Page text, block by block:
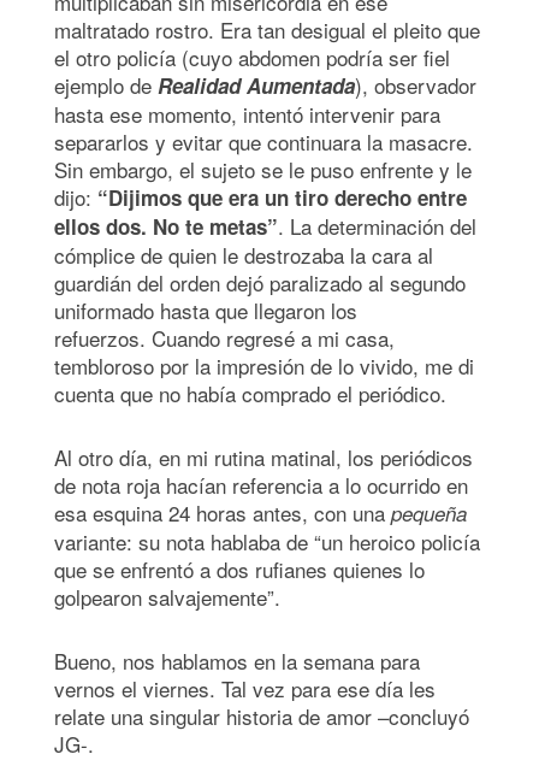
maltratado rostro. Era tan desigual el pleito que
el otro policía (cuyo abdomen podría ser fiel
ejemplo de Realidad Aumentada), observador
hasta ese momento, intentó intervenir para
separarlos y evitar que continuara la masacre.
Sin embargo, el sujeto se le puso enfrente y le
dijo: “Dijimos que era un tiro derecho entre
ellos dos. No te metas”. La determinación del
cómplice de quien le destrozaba la cara al
guardián del orden dejó paralizado al segundo
uniformado hasta que llegaron los
refuerzos. Cuando regresé a mi casa,
tembloroso por la impresión de lo vivido, me di
cuenta que no había comprado el periódico.
Al otro día, en mi rutina matinal, los periódicos
de nota roja hacían referencia a lo ocurrido en
esa esquina 24 horas antes, con una pequeña
variante: su nota hablaba de “un heroico policía
que se enfrentó a dos rufianes quienes lo
golpearon salvajemente”.
Bueno, nos hablamos en la semana para
vernos el viernes. Tal vez para ese día les
relate una singular historia de amor –concluyó
JG-.